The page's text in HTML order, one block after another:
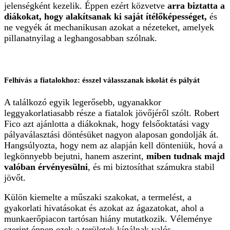
jelenségként kezelik. Éppen ezért közvetve arra biztatta a
diákokat, hogy alakítsanak ki saját ítélőképességet, és
ne vegyék át mechanikusan azokat a nézeteket, amelyek
pillanatnyilag a leghangosabban szólnak.
Felhívás a fiatalokhoz: ésszel válasszanak iskolát és pályát
A találkozó egyik legerősebb, ugyanakkor
leggyakorlatiasabb része a fiatalok jövőjéről szólt. Robert
Fico azt ajánlotta a diákoknak, hogy felsőoktatási vagy
pályaválasztási döntésüket nagyon alaposan gondolják át.
Hangsúlyozta, hogy nem az alapján kell dönteniük, hová a
legkönnyebb bejutni, hanem aszerint, miben tudnak majd
valóban érvényesülni, és mi biztosíthat számukra stabil
jövőt.
Külön kiemelte a műszaki szakokat, a termelést, a
gyakorlati hivatásokat és azokat az ágazatokat, ahol a
munkaerőpiacon tartósan hiány mutatkozik. Véleménye